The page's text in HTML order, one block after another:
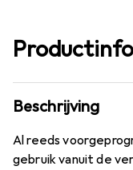
Beschrijving
Al reeds
gebruik vanuit de